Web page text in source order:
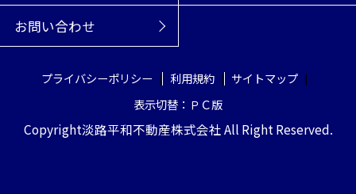
お問い合わせ
プライバシーポリシー 利用規約
サイトマップ
表示切替：ＰＣ版
Copyright淡路平和不動産株式会社 All Right Reserved.